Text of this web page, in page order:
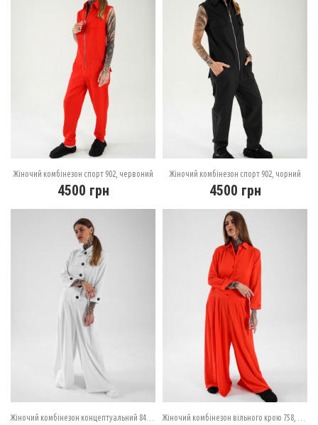
Жіночий комбінезон спорт 902, червоний
4500 грн
Жіночий комбінезон спорт 902, чорний
4500 грн